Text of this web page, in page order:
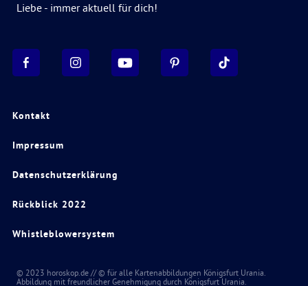
Kontakt
Impressum
Datenschutzerklärung
Rückblick 2022
Whistleblowersystem
Liebe - immer aktuell für dich!
© 2023 horoskop.de // © für alle Kartenabbildungen Königsfurt Urania.
Abbildung mit freundlicher Genehmigung durch Königsfurt Urania.